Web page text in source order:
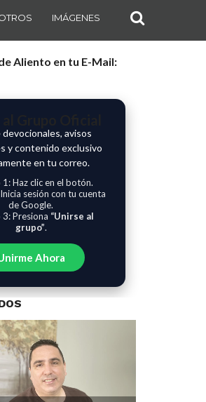
IMÁGENES
Aliento en tu E-Mail:
devocionales, avisos
y contenido exclusivo
en tu correo.
1: Haz clic en el botón.
sesión con tu cuenta
de Google.
3: Presiona “Unirse al
grupo”.
Ahora